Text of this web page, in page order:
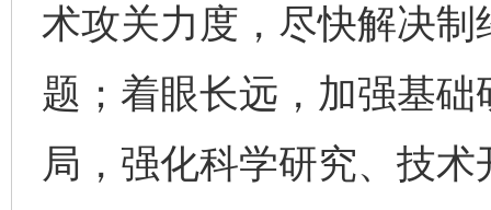
术攻关力度，尽快解决制
题；着眼长远，加强基
局，强化科学研究、技